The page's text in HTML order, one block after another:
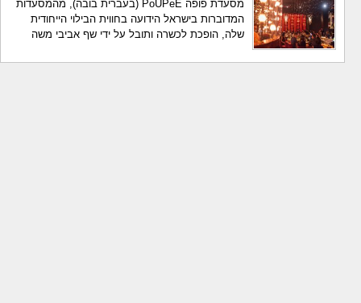
מסעדת פופה PoUPeE (בעברית בובה), מהמסעדות
המדוברות בישראל הידועה בחווית הבילוי הייחודית
שלה, הופכת לכשרה ותובל על ידי שף אביבי משה